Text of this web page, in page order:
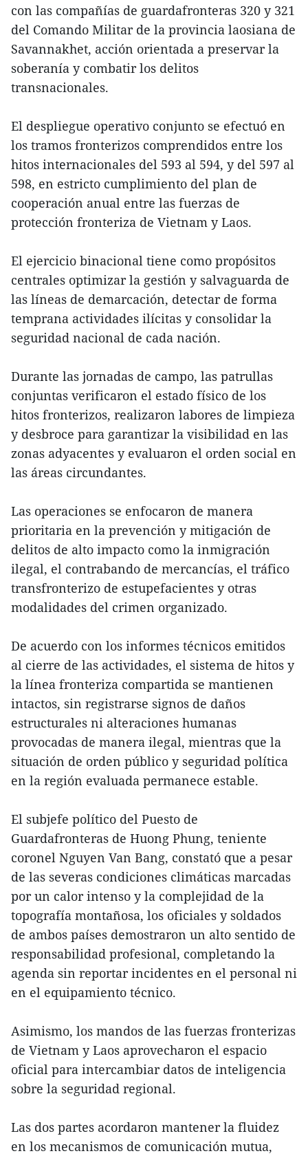
con las compañías de guardafronteras 320 y 321
del Comando Militar de la provincia laosiana de
Savannakhet, acción orientada a preservar la
soberanía y combatir los delitos
transnacionales.
El despliegue operativo conjunto se efectuó en
los tramos fronterizos comprendidos entre los
hitos internacionales del 593 al 594, y del 597 al
598, en estricto cumplimiento del plan de
cooperación anual entre las fuerzas de
protección fronteriza de Vietnam y Laos.
El ejercicio binacional tiene como propósitos
centrales optimizar la gestión y salvaguarda de
las líneas de demarcación, detectar de forma
temprana actividades ilícitas y consolidar la
seguridad nacional de cada nación.
Durante las jornadas de campo, las patrullas
conjuntas verificaron el estado físico de los
hitos fronterizos, realizaron labores de limpieza
y desbroce para garantizar la visibilidad en las
zonas adyacentes y evaluaron el orden social en
las áreas circundantes.
Las operaciones se enfocaron de manera
prioritaria en la prevención y mitigación de
delitos de alto impacto como la inmigración
ilegal, el contrabando de mercancías, el tráfico
transfronterizo de estupefacientes y otras
modalidades del crimen organizado.
De acuerdo con los informes técnicos emitidos
al cierre de las actividades, el sistema de hitos y
la línea fronteriza compartida se mantienen
intactos, sin registrarse signos de daños
estructurales ni alteraciones humanas
provocadas de manera ilegal, mientras que la
situación de orden público y seguridad política
en la región evaluada permanece estable.
El subjefe político del Puesto de
Guardafronteras de Huong Phung, teniente
coronel Nguyen Van Bang, constató que a pesar
de las severas condiciones climáticas marcadas
por un calor intenso y la complejidad de la
topografía montañosa, los oficiales y soldados
de ambos países demostraron un alto sentido de
responsabilidad profesional, completando la
agenda sin reportar incidentes en el personal ni
en el equipamiento técnico.
Asimismo, los mandos de las fuerzas fronterizas
de Vietnam y Laos aprovecharon el espacio
oficial para intercambiar datos de inteligencia
sobre la seguridad regional.
Las dos partes acordaron mantener la fluidez
en los mecanismos de comunicación mutua,